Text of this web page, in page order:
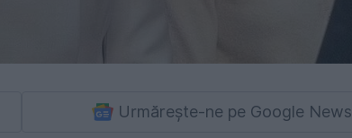
Urmărește-ne pe Google News